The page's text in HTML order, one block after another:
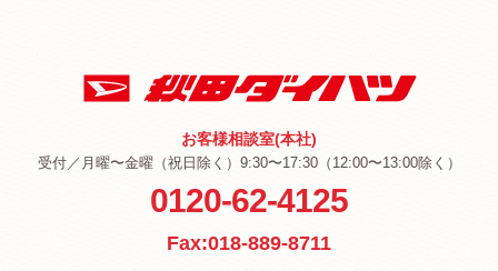
お客様相談室(本社)
受付／月曜〜金曜（祝日除く）9:30〜17:30（12:00〜13:00除く）
0120-62-4125
Fax:018-889-8711